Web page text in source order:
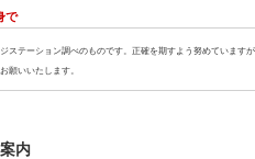
で
ステーション調べのものです。正確を期すよう努めていま
願いいたします。
内